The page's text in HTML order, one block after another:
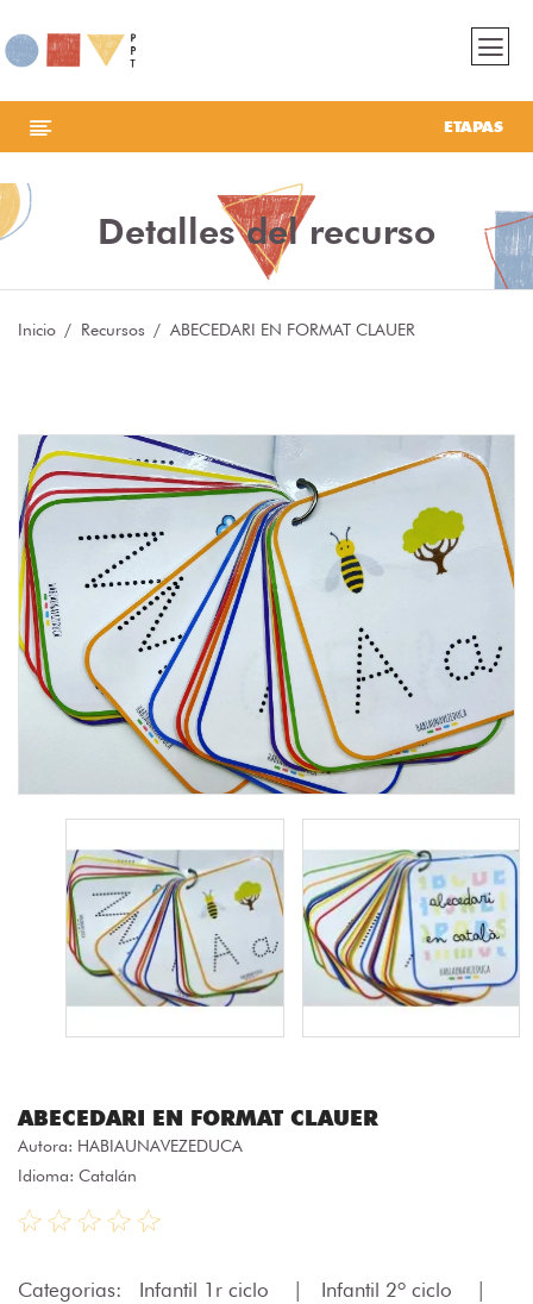
ETAPAS
Detalles del recurso
Inicio Recursos ABECEDARI EN FORMAT CLAUER
ABECEDARI EN FORMAT CLAUER
Autora: HABIAUNAVEZEDUCA
Idioma: Catalán
Categorias: Infantil 1r ciclo Infantil 2º ciclo